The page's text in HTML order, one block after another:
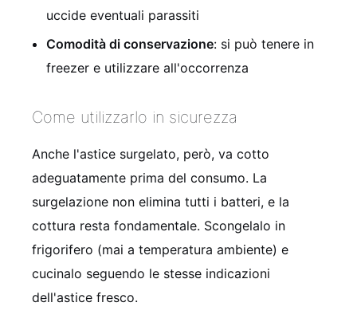
uccide eventuali parassiti
Comodità di conservazione: si può tenere in
freezer e utilizzare all'occorrenza
Come utilizzarlo in sicurezza
Anche l'astice surgelato, però, va cotto
adeguatamente prima del consumo. La
surgelazione non elimina tutti i batteri, e la
cottura resta fondamentale. Scongelalo in
frigorifero (mai a temperatura ambiente) e
cucinalo seguendo le stesse indicazioni
dell'astice fresco.